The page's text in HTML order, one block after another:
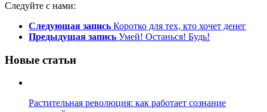
Следуйте с нами:
Следующая запись Коротко для тех, кто хочет денег
Предыдущая запись Умей! Останься! Будь!
Новые статьи
Растительная революция: как работает сознание